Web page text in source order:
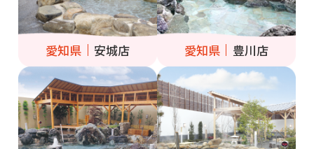
愛知県 安城店 愛知県 豊川店